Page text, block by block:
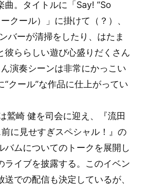
曲。タイトルに「Say! “So
クール）」に掛けて（？）、
バーが清掃をしたり、はたま
彼ららしい遊び心盛りだくさん
演奏シーンは非常にかっこい
“クール”な作品に仕上がってい
鷲崎 健を司会に迎え、『流田
に見せすぎスペシャル！』の
バムについてのトークを展開し
ライブを披露する。このイベン
送での配信も決定しているが、